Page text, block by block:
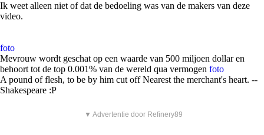
Ik weet alleen niet of dat de bedoeling was van de makers van deze
video.
foto
Mevrouw wordt geschat op een waarde van 500 miljoen dollar en
behoort tot de top 0.001% van de wereld qua vermogen foto
A pound of flesh, to be by him cut off Nearest the merchant's heart. --
Shakespeare :P
▼ Advertentie door Refinery89